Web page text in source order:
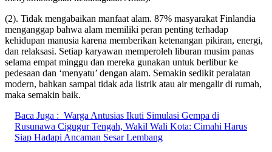
(2). Tidak mengabaikan manfaat alam. 87% masyarakat Finlandia
menganggap bahwa alam memiliki peran penting terhadap
kehidupan manusia karena memberikan ketenangan pikiran, energi,
dan relaksasi. Setiap karyawan memperoleh liburan musim panas
selama empat minggu dan mereka gunakan untuk berlibur ke
pedesaan dan ‘menyatu’ dengan alam. Semakin sedikit peralatan
modern, bahkan sampai tidak ada listrik atau air mengalir di rumah,
maka semakin baik.
Baca Juga : Warga Antusias Ikuti Simulasi Gempa di
Rusunawa Cigugur Tengah, Wakil Wali Kota: Cimahi Harus
Siap Hadapi Ancaman Sesar Lembang